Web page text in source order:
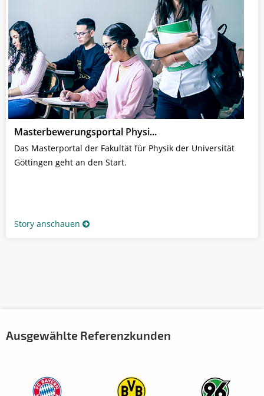
Masterbewerungsportal Physi...
Das Masterportal der Fakultät für Physik der Universität
Göttingen geht an den Start.
Story anschauen
Ausgewählte Referenzkunden